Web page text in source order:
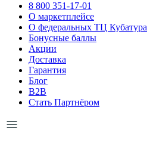
8 800 351-17-01
О маркетплейсе
О федеральных ТЦ Кубатура
Бонусные баллы
Акции
Доставка
Гарантия
Блог
B2B
Стать Партнёром